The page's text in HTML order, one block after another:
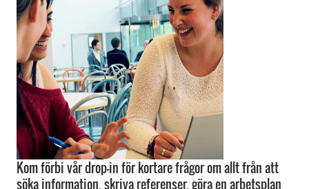
Kom förbi vår drop-in för kortare frågor om allt från att
söka information, skriva referenser, göra en arbetsplan